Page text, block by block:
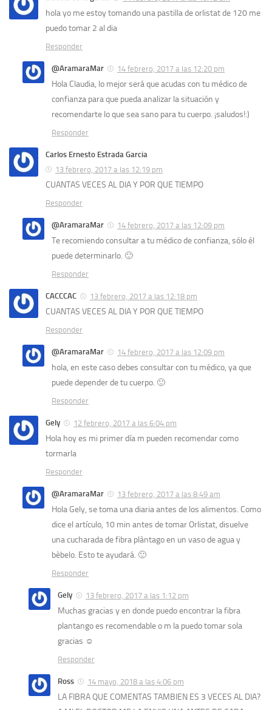
hola yo me estoy tomando una pastilla de orlistat de 120 me
puedo tomar 2 al dia
Responder
@AramaraMar 14 febrero, 2017 a las 12:20 pm
Hola Claudia, lo mejor será que acudas con tu médico de
confianza para que pueda analizar la situación y
recomendarte lo que sea sano para tu cuerpo. ¡saludos!:)
Responder
Carlos Ernesto Estrada Garcia
13 febrero, 2017 a las 12:19 pm
CUANTAS VECES AL DIA Y POR QUE TIEMPO
Responder
@AramaraMar 14 febrero, 2017 a las 12:09 pm
Te recomiendo consultar a tu médico de confianza, sólo él
puede determinarlo. 🙂
Responder
CACCCAC 13 febrero, 2017 a las 12:18 pm
CUANTAS VECES AL DIA Y POR QUE TIEMPO
Responder
@AramaraMar 14 febrero, 2017 a las 12:09 pm
hola, en este caso debes consultar con tu médico, ya que
puede depender de tu cuerpo. 🙂
Responder
Gely 12 febrero, 2017 a las 6:04 pm
Hola hoy es mi primer día m pueden recomendar como
tormarla
Responder
@AramaraMar 13 febrero, 2017 a las 8:49 am
Hola Gely, se toma una diaria antes de los alimentos. Como
dice el artículo, 10 min antes de tomar Orlistat, disuelve
una cucharada de fibra plàntago en un vaso de agua y
bèbelo. Esto te ayudará. 🙂
Responder
Gely 13 febrero, 2017 a las 1:12 pm
Muchas gracias y en donde puedo encontrar la fibra
plantango es recomendable o m la puedo tomar sola
gracias ☺
Responder
Ross 14 mayo, 2018 a las 4:06 pm
LA FIBRA QUE COMENTAS TAMBIEN ES 3 VECES AL DIA?